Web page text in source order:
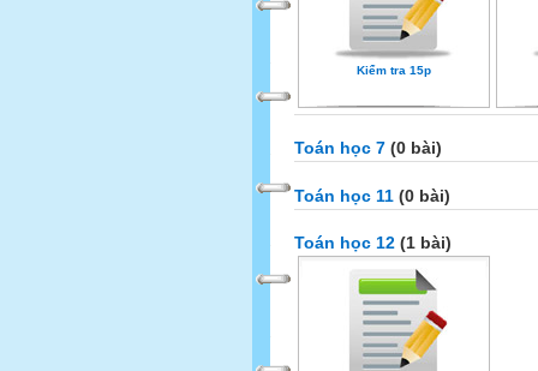
Kiểm tra 15p
Toán học 7 (0 bài)
Toán học 11 (0 bài)
Toán học 12 (1 bài)